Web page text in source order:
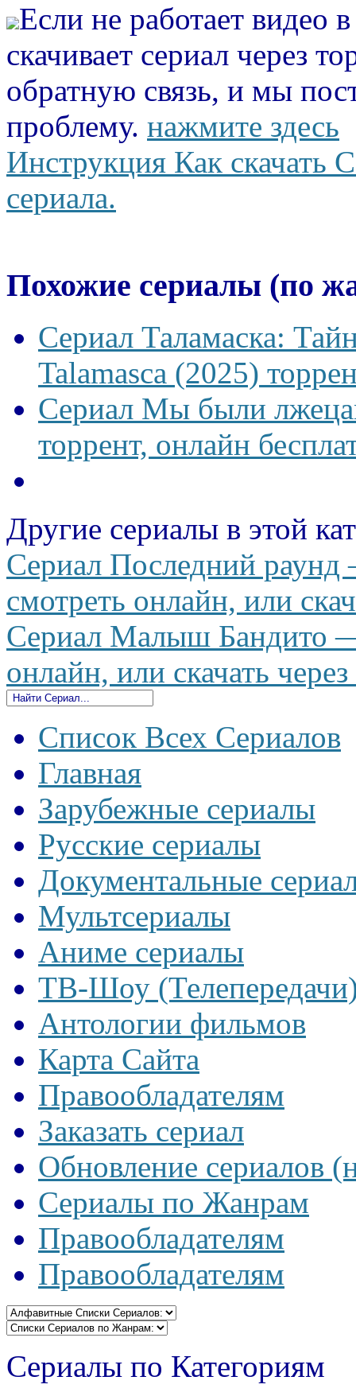
Если не работает видео
скачивает сериал через
обратную связь, и мы
проблему. нажмите здесь
Инструкция Как скачать
сериала.
Похожие сериалы (по
Сериал Таламаска:
Talamasca (2025)
Сериал Мы были
торрент, онлайн
Другие сериалы в этой
Сериал Последний
смотреть онлайн, или
Сериал Малыш Бандито
онлайн, или скачать
Список Всех Сериалов
Главная
Зарубежные сериалы
Русские сериалы
Документальные
Мультсериалы
Аниме сериалы
ТВ-Шоу
Антологии фильмов
Карта Сайта
Правообладателям
Заказать сериал
Обновление сериалов
Сериалы по Жанрам
Правообладателям
Правообладателям
Сериалы по Категориям